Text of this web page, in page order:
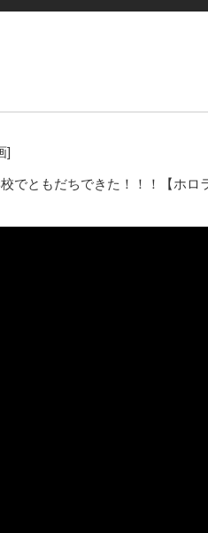
]
でともだちできた！！！【ホロ